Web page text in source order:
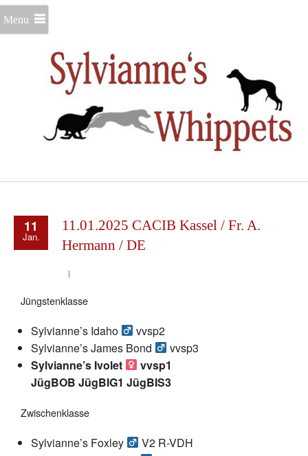
Menu
11
Jan.
11.01.2025 CACIB Kassel / Fr. A.
Hermann / DE
Jüngstenklasse
Sylvianne’s Idaho
vvsp2
Sylvianne’s James Bond
vvsp3
Sylvianne’s Ivolet
vvsp1
JügBOB JügBIG1 JügBIS3
Zwischenklasse
Sylvianne’s Foxley
V2 R-VDH